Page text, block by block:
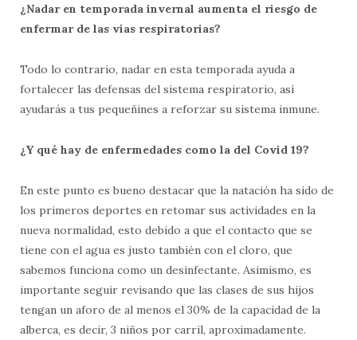
¿Nadar en temporada invernal aumenta el riesgo de
enfermar de las vías respiratorias?
Todo lo contrario, nadar en esta temporada ayuda a
fortalecer las defensas del sistema respiratorio, así
ayudarás a tus pequeñines a reforzar su sistema inmune.
¿Y qué hay de enfermedades como la del Covid 19?
En este punto es bueno destacar que la natación ha sido de
los primeros deportes en retomar sus actividades en la
nueva normalidad, esto debido a que el contacto que se
tiene con el agua es justo también con el cloro, que
sabemos funciona como un desinfectante. Asimismo, es
importante seguir revisando que las clases de sus hijos
tengan un aforo de al menos el 30% de la capacidad de la
alberca, es decir, 3 niños por carril, aproximadamente.